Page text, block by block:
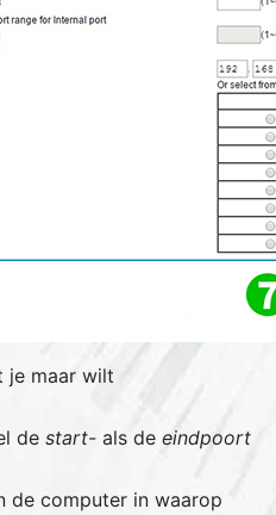
je maar wilt
de start-als de eindpoort
de computer in waarop